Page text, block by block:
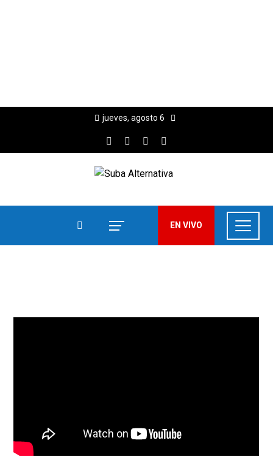
jueves, agosto 6
EN VIVO